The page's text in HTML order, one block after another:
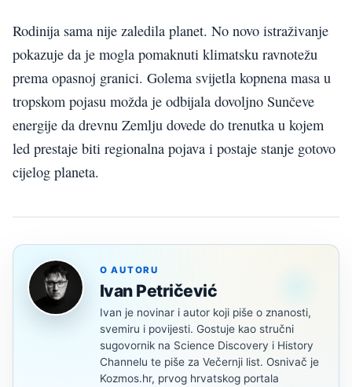
Rodinija sama nije zaledila planet. No novo istraživanje
pokazuje da je mogla pomaknuti klimatsku ravnotežu
prema opasnoj granici. Golema svijetla kopnena masa u
tropskom pojasu možda je odbijala dovoljno Sunčeve
energije da drevnu Zemlju dovede do trenutka u kojem
led prestaje biti regionalna pojava i postaje stanje gotovo
cijelog planeta.
O AUTORU
Ivan Petričević
Ivan je novinar i autor koji piše o znanosti,
svemiru i povijesti. Gostuje kao stručni
sugovornik na Science Discovery i History
Channelu te piše za Večernji list. Osnivač je
Kozmos.hr, prvog hrvatskog portala